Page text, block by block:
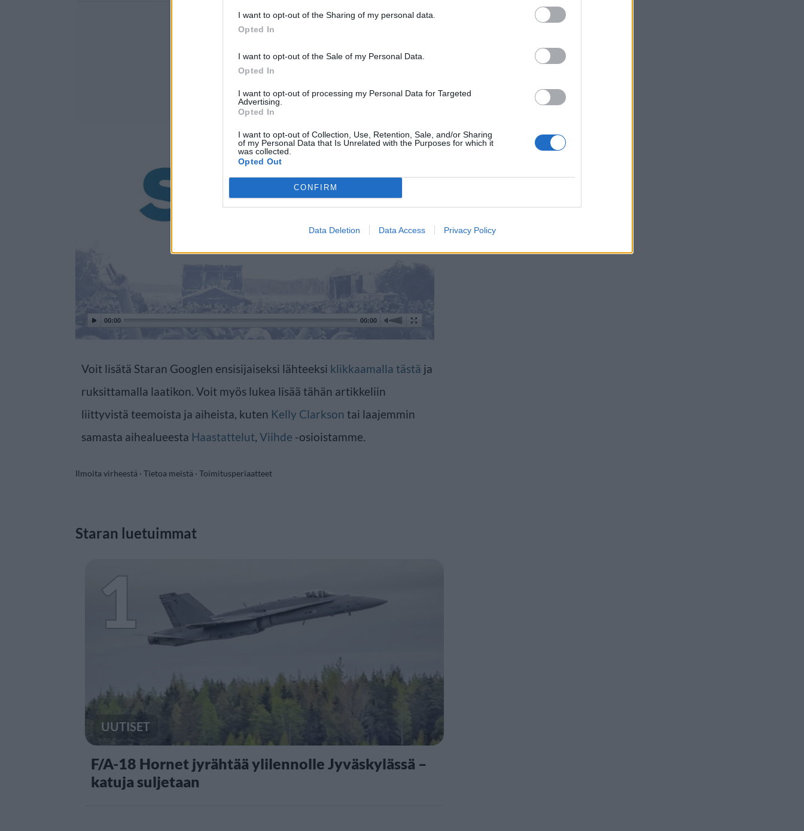
I want to opt-out of the Sharing of my personal data.
Opted In
I want to opt-out of the Sale of my Personal Data.
Opted In
I want to opt-out of processing my Personal Data for Targeted
Advertising.
Opted In
I want to opt-out of Collection, Use, Retention, Sale, and/or Sharing
of my Personal Data that Is Unrelated with the Purposes for which it
was collected.
Opted Out
CONFIRM
Data Deletion Data Access Privacy Policy
00:00 00:00
Voit lisätä Staran Googlen ensisijaiseksi lähteeksi klikkaamalla tästä ja
ruksittamalla laatikon. Voit myös lukea lisää tähän artikkeliin
liittyvistä teemoista ja aiheista, kuten Kelly Clarkson tai laajemmin
samasta aihealueesta Haastattelut Viihde -osioistamme.
Ilmoita virheestä · Tietoa meistä · Toimitusperiaatteet
Staran luetuimmat
1
UUTISET
F/A-18 Hornet jyrähtää ylilennolle Jyväskylässä –
katuja suljetaan